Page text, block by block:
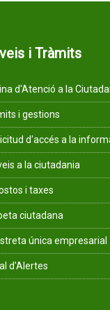
i Tràmits
d'Atenció a la
i gestions
d'accés a la
a la ciutadania
i taxes
ciutadana
única empresarial
d'Alertes